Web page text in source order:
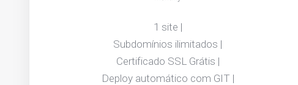
1 site |
Subdomínios ilimitados |
Certificado SSL Grátis |
Deploy automático com GIT |